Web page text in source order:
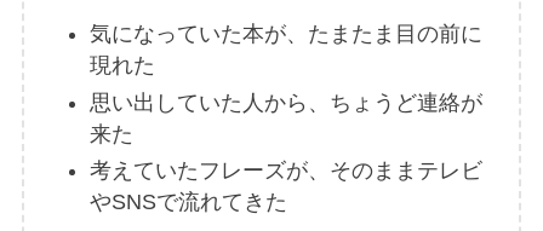
気になっていた本が、たまたま目の前に
現れた
思い出していた人から、ちょうど連絡が
来た
考えていたフレーズが、そのままテレビ
やSNSで流れてきた